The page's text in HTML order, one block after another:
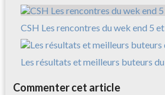
CSH Les rencontres du wek end 5
Les résultats et meilleurs buteurs
Commenter cet article